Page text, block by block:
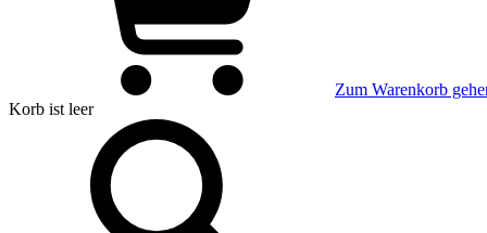
Zum Warenkorb
Korb ist leer